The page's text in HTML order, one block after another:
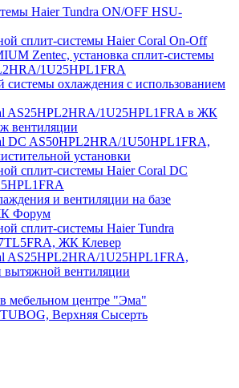
Haier Tundra ON/OFF HSU-
сплит-системы Haier Coral On-Off
Zentec, установка сплит-системы
1U25HPL1FRA
охлаждения с использованием
AS25HPL2HRA/1U25HPL1FRA в ЖК
вентиляции
DC AS50HPL2HRA/1U50HPL1FRA,
установки
сплит-системы Haier Coral DC
и вентиляции на базе
Форум
сплит-системы Haier Tundra
ЖК Клевер
AS25HPL2HRA/1U25HPL1FRA,
вентиляции
мебельном центре "Эма"
Верхняя Сысерть